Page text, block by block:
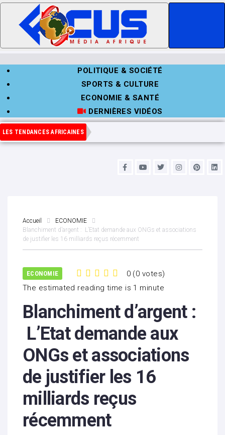
POLITIQUE & SOCIÉTÉ
SPORTS & CULTURE
ECONOMIE & SANTÉ
DERNIÈRES VIDÉOS
LES TENDANCES AFRICAINES
Accueil
ECONOMIE
Blanchiment d’argent : L’Etat demande aux ONGs et associations
de justifier les 16 milliards reçus récemment
ECONOMIE 0 (0 votes)
The estimated reading time is 1 minute
Blanchiment d’argent :
L’Etat demande aux
ONGs et associations
de justifier les 16
milliards reçus
récemment